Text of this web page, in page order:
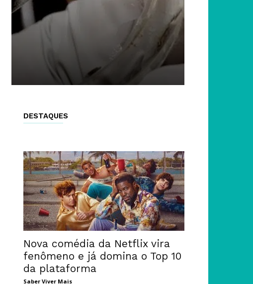
DESTAQUES
Nova comédia da Netflix vira
fenômeno e já domina o Top 10
da plataforma
Saber Viver Mais